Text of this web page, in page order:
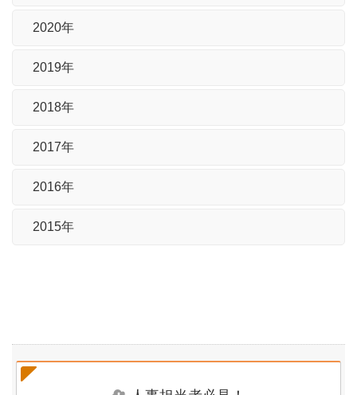
2020年
2019年
2018年
2017年
2016年
2015年